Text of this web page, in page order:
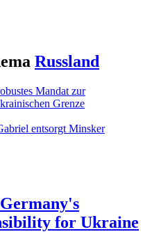
Russland
Mandat zur
Grenze
entsorgt Minsker
for Ukraine